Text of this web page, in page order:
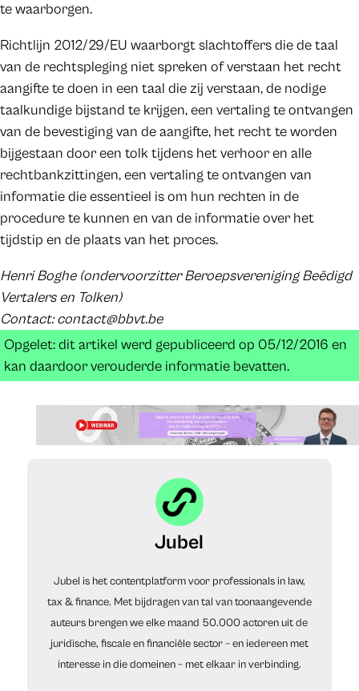
te waarborgen.
Richtlijn 2012/29/EU waarborgt slachtoffers die de taal
van de rechtspleging niet spreken of verstaan het recht
aangifte te doen in een taal die zij verstaan, de nodige
taalkundige bijstand te krijgen, een vertaling te ontvangen
van de bevestiging van de aangifte, het recht te worden
bijgestaan door een tolk tijdens het verhoor en alle
rechtbankzittingen, een vertaling te ontvangen van
informatie die essentieel is om hun rechten in de
procedure te kunnen en van de informatie over het
tijdstip en de plaats van het proces.
Henri Boghe (ondervoorzitter Beroepsvereniging Beëdigd
Vertalers en Tolken)
Contact: contact@bbvt.be
Opgelet: dit artikel werd gepubliceerd op 05/12/2016 en
kan daardoor verouderde informatie bevatten.
Jubel
Jubel is het contentplatform voor professionals in law,
tax & finance. Met bijdragen van tal van toonaangevende
auteurs brengen we elke maand 50.000 actoren uit de
juridische, fiscale en financiële sector – en iedereen met
interesse in die domeinen – met elkaar in verbinding.